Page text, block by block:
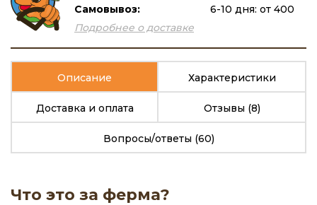
Самовывоз:
6-10 дня: от 400
Подробнее о доставке
Описание Характеристики
Доставка и оплата Отзывы (8)
Вопросы/ответы (60)
Что это за ферма?